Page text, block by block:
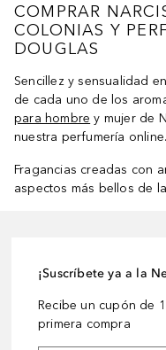
COMPRAR
COLONIAS Y
DOUGLAS
Sencillez y sensualidad
de cada uno de los
para hombre y mujer de
nuestra perfumería online.
Fragancias creadas con
aspectos más bellos de
¡Suscríbete ya a la
Recibe un cupón de
primera compra